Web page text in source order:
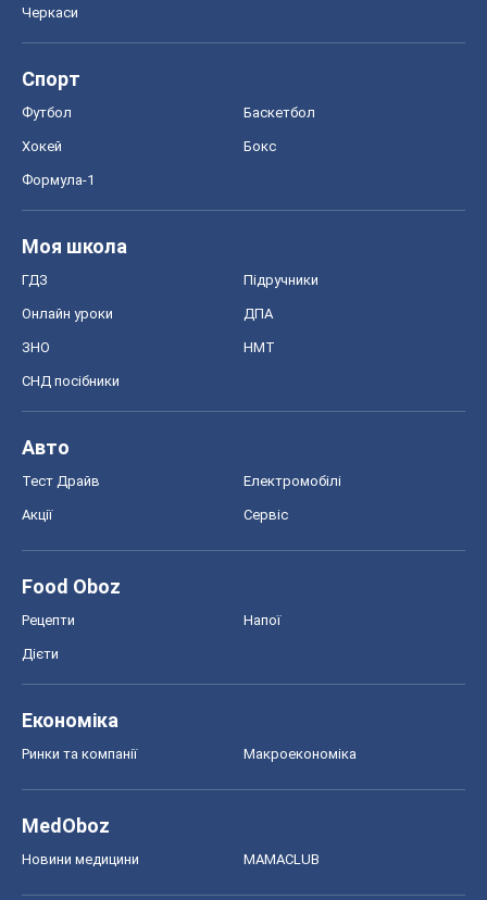
Черкаси
Спорт
Футбол Баскетбол
Хокей Бокс
Формула-1
Моя школа
ГДЗ Підручники
Онлайн уроки ДПА
ЗНО НМТ
СНД посібники
Авто
Тест Драйв Електромобілі
Акції Сервіс
Food Oboz
Рецепти Напої
Дієти
Економіка
Ринки та компанії Макроекономіка
MedOboz
Новини медицини MAMACLUB